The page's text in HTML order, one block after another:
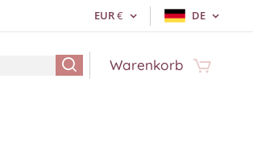
EUR€ DE
Warenkorb